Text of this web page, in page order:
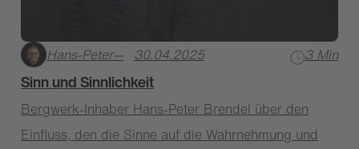
Hans-Peter— 30.04.2025 3 Min
Sinn und Sinnlichkeit
Bergwerk-Inhaber Hans-Peter Brendel über den
Einfluss, den die Sinne auf die Wahrnehmung und